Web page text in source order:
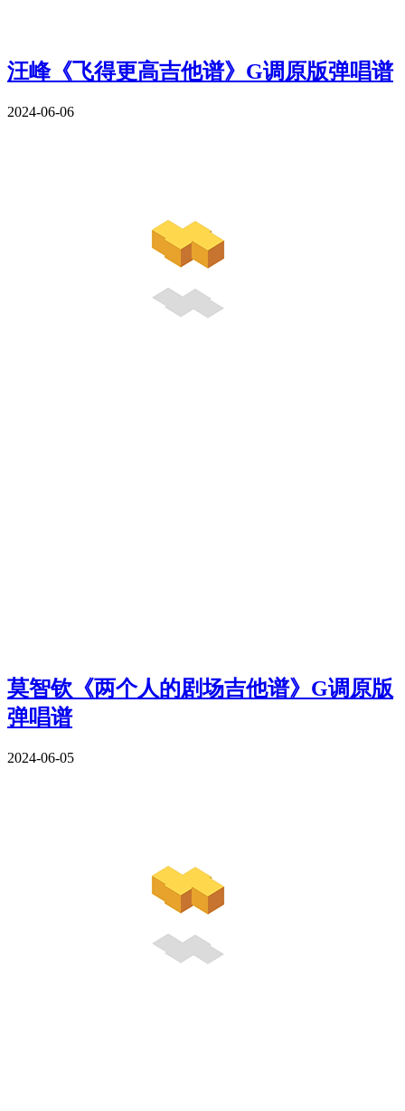
汪峰《飞得更高吉他谱》G调原版弹唱谱
2024-06-06
莫智钦《两个人的剧场吉他谱》G调原版
弹唱谱
2024-06-05